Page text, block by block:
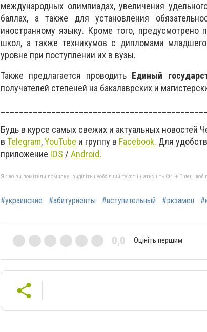
международных олимпиадах, увеличения
баллах, а также для установления
иностранному языку. Кроме того,
школ, а также техникумов с дипломами
уровне при поступлении их в вузы.
Также предлагается проводить Единый
получателей степеней на бакалаврских и
Будь в курсе самых свежих и актуальных новостей
в Telegram,YouTube и группу в Facebook. Для
приложение IOS / Android.
Якщо ви помітили помилку, виділіть необхідний текст і натисніть Ctrl + Enter, щоб
#украинские #абитуриенты #вступительный #экзамен
0,0 Оцініть першим